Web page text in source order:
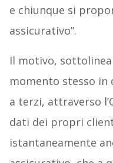
e chiunque si
assicurativo”.
Il motivo,
momento stesso in
a terzi, attraverso
dati dei propri
istantaneamente